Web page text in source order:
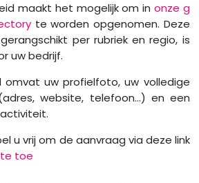
maakt het mogelijk om in onze g
te worden opgenomen. Deze
per rubriek en regio, is
uw bedrijf.
omvat uw profielfoto, uw volledige
website, telefoon...) en een
u vrij om de aanvraag via deze link
toe